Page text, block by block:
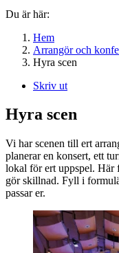
Du är här:
Hem
Arrangör och
Hyra scen
Skriv ut
Hyra scen
Vi har scenen till ert
planerar en konsert, ett
lokal för ert uppspel. Här
gör skillnad. Fyll i
passar er.